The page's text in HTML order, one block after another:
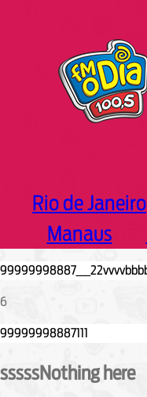
Rio de Janeiro
Manaus
6
sssssNothing here